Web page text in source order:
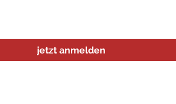
jetzt anmelden